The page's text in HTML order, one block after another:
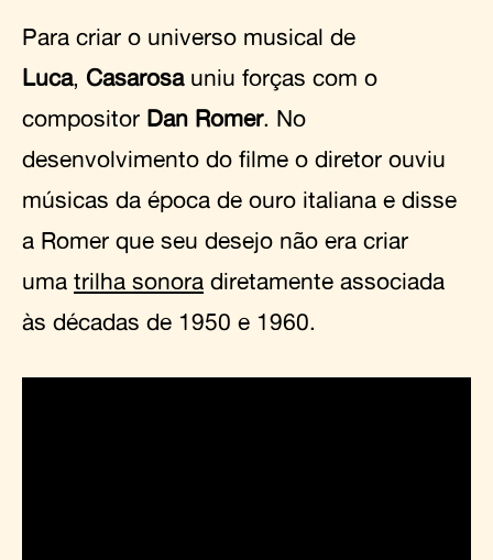
Para criar o universo musical de
Luca, Casarosauniu forças com o
compositor Dan Romer. No
desenvolvimento do filme o diretor ouviu
músicas da época de ouro italiana e disse
a Romer que seu desejo não era criar
uma trilha sonora diretamente associada
às décadas de 1950 e 1960.